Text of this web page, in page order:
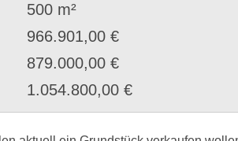
500 m²
966.901,00 €
879.000,00 €
1.054.800,00 €